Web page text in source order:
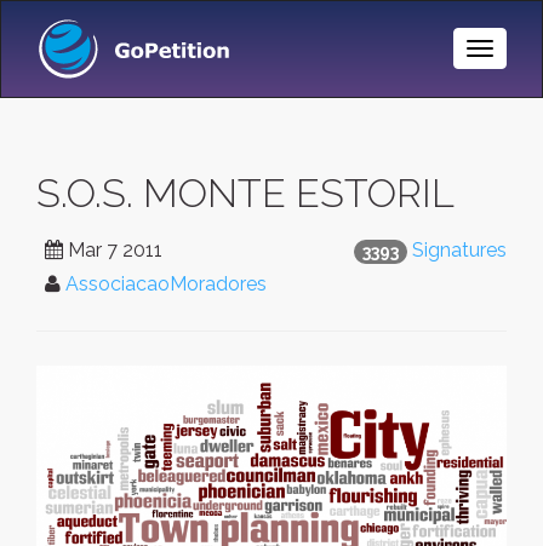
Toggle
S.O.S. MONTE ESTORIL
3393 Signatures
Mar 7 2011
AssociacaoMoradores